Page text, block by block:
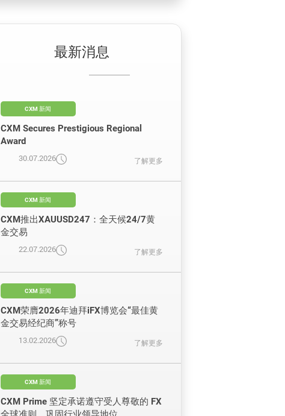
最新消息
CXM 新闻
CXM Secures Prestigious Regional
Award
30.07.2026
了解更多
CXM 新闻
CXM推出XAUUSD247：全天候24/7黄
金交易
22.07.2026
了解更多
CXM 新闻
CXM荣膺2026年迪拜iFX博览会“最佳黄
金交易经纪商”称号
13.02.2026
了解更多
CXM 新闻
CXM Prime 坚定承诺遵守受人尊敬的 FX